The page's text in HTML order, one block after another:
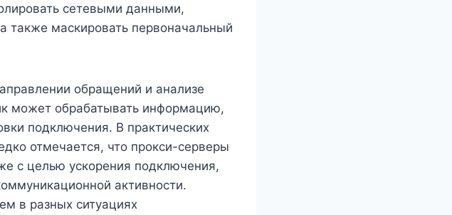
сетевыми данными,
также маскировать первоначальный
обращений и анализе
может обрабатывать информацию,
подключения. В практических
отмечается, что прокси-серверы
с целью ускорения подключения,
активности.
в разных ситуациях